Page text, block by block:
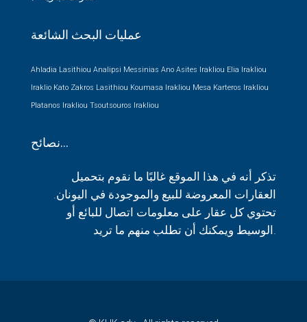
فئات الممتلكات
قطع ارض
الأعمال الجاهزة
عمليات البحث الشائعة
Ahladia Lasithiou Analipsi Messinias Ano Asites Irakliou
Elia Irakliou
Kato Zakros Lasithiou Koumasa Irakliou
Mesa Karteros Irakliou
Tsoutsouros Irakliou